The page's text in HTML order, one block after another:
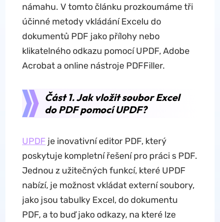
námahu. V tomto článku prozkoumáme tři
účinné metody vkládání Excelu do
dokumentů PDF jako přílohy nebo
klikatelného odkazu pomocí UPDF, Adobe
Acrobat a online nástroje PDFFiller.
Část 1. Jak vložit soubor Excel
do PDF pomocí UPDF?
UPDF je inovativní editor PDF, který
poskytuje kompletní řešení pro práci s PDF.
Jednou z užitečných funkcí, které UPDF
nabízí, je možnost vkládat externí soubory,
jako jsou tabulky Excel, do dokumentu
PDF, a to buď jako odkazy, na které lze